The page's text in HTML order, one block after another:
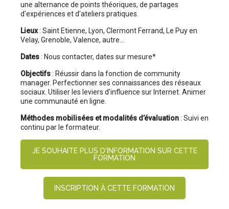
une alternance de points théoriques, de partages
d'expériences et d'ateliers pratiques.
Lieux: Saint Etienne, Lyon, Clermont Ferrand, Le Puy en
Velay, Grenoble, Valence, autre...
Dates: Nous contacter, dates sur mesure*
Objectifs: Réussir dans la fonction de community
manager. Perfectionner ses connaissances des réseaux
sociaux. Utiliser les leviers d'influence sur Internet. Animer
une communauté en ligne.
Méthodes mobilisées et modalités d’évaluation: Suivi en
continu par le formateur.
JE SOUHAITE PLUS D'INFORMATION SUR CETTE
FORMATION
INSCRIPTION À CETTE FORMATION